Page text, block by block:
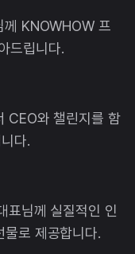
께 KNOWHOW 프
드립니다.
CEO와 챌린지를 함
다.
표님께 실질적인 인
로 제공합니다.